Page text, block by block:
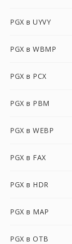
PGX в UYVY
PGX в WBMP
PGX в PCX
PGX в PBM
PGX в WEBP
PGX в FAX
PGX в HDR
PGX в MAP
PGX в OTB